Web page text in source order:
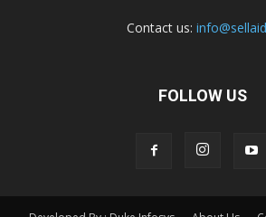
Contact us:
FOLLOW US